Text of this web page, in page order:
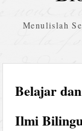
Menulislah
Belajar
Ilmi